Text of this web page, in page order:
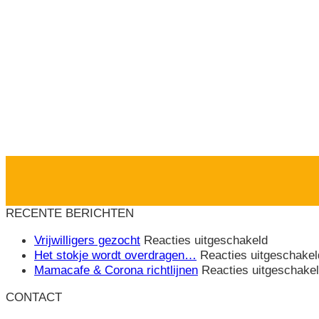
RECENTE BERICHTEN
Vrijwilligers gezocht Reacties uitgeschakeldvoor
gezocht
Het stokje wordt overdragen… Reacties
Mamacafe & Corona richtlijnen Reacties
CONTACT